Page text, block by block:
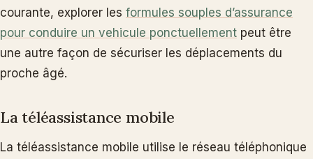
courante, explorer les formules souples d’assurance
pour conduire un vehicule ponctuellement peut être
une autre façon de sécuriser les déplacements du
proche âgé.
La téléassistance mobile
La téléassistance mobile utilise le réseau téléphonique